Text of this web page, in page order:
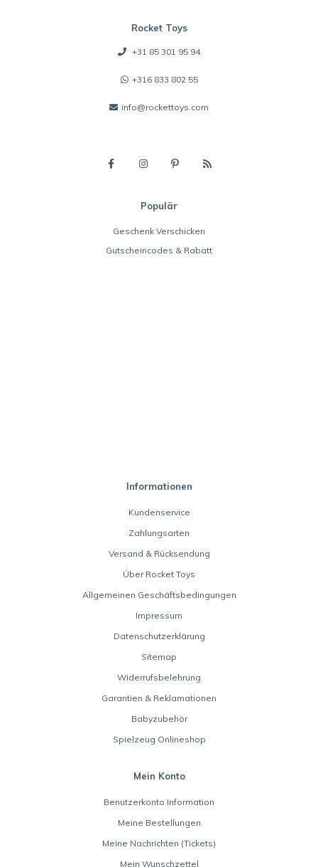
Rocket Toys
+31 85 301 95 94
+316 833 802 55
info@rockettoys.com
Populär
Geschenk Verschicken
Gutscheincodes & Rabatt
Informationen
Kundenservice
Zahlungsarten
Versand & Rücksendung
Über Rocket Toys
Allgemeinen Geschäftsbedingungen
Impressum
Datenschutzerklärung
Sitemap
Widerrufsbelehrung
Garantien & Reklamationen
Babyzubehör
Spielzeug Onlineshop
Mein Konto
Benutzerkonto Information
Meine Bestellungen
Meine Nachrichten (Tickets)
Mein Wunschzettel